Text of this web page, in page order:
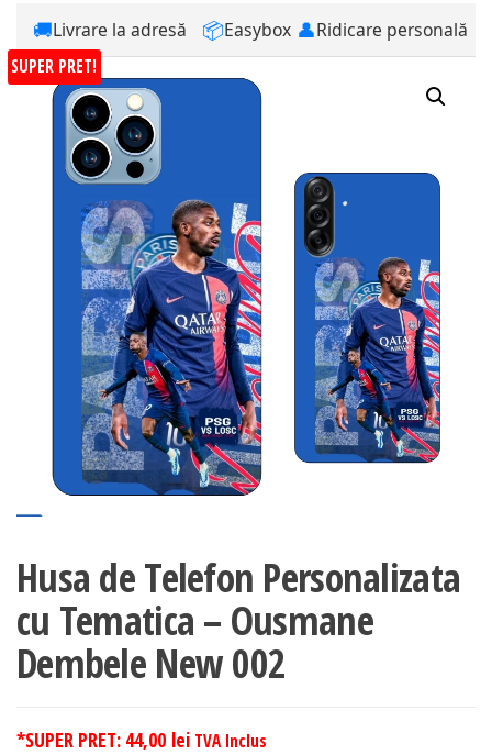
🚚Livrare la adresă 📦Easybox 👤Ridicare personală
SUPER PRET!
Husa de Telefon Personalizata
cu Tematica – Ousmane
Dembele New 002
*SUPER PRET: 44,00 lei TVA Inclus